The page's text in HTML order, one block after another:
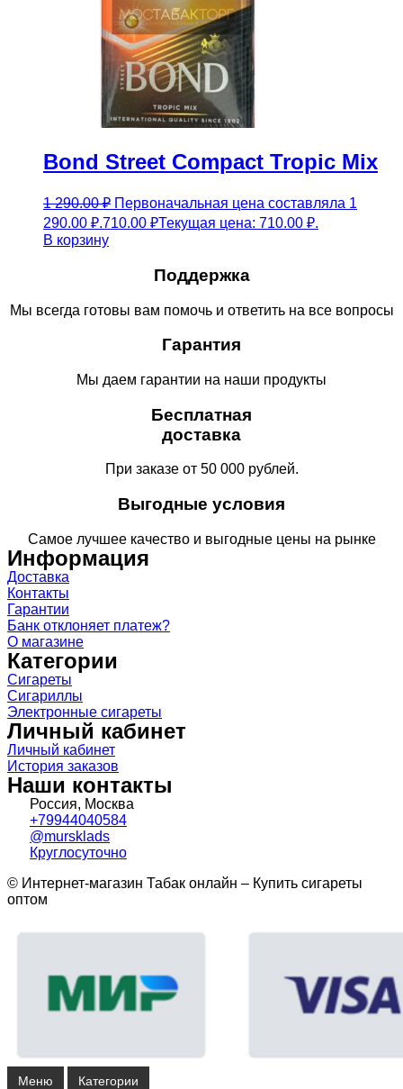
Bond Street Compact Tropic Mix
1 290.00₽ Первоначальная цена составляла 1
290.00 ₽.710.00 ₽Текущая цена: 710.00 ₽.
В корзину
Поддержка
Мы всегда готовы вам помочь и ответить на все вопросы
Гарантия
Мы даем гарантии на наши продукты
Бесплатная
доставка
При заказе от 50 000 рублей.
Выгодные условия
Самое лучшее качество и выгодные цены на рынке
Информация
Доставка
Контакты
Гарантии
Банк отклоняет платеж?
О магазине
Категории
Сигареты
Сигариллы
Электронные сигареты
Личный кабинет
Личный кабинет
История заказов
Наши контакты
Россия, Москва
+79944040584
@mursklads
Круглосуточно
© Интернет-магазин Табак онлайн – Купить сигареты
оптом
Меню Категории